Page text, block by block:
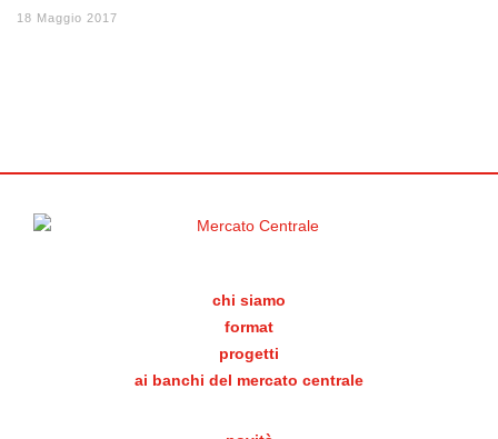
18 Maggio 2017
chi siamo
format
progetti
ai banchi del mercato centrale